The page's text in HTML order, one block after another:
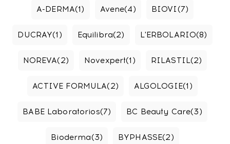
A-DERMA(1) Avene(4) BIOVI(7)
DUCRAY(1) Equilibra(2) L'ERBOLARIO(8)
NOREVA(2) Novexpert(1) RILASTIL(2)
ACTIVE FORMULA(2) ALGOLOGIE(1)
BABE Laboratorios(7) BC Beauty Care(3)
Bioderma(3) BYPHASSE(2)